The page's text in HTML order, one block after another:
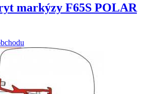
markýzy F65S POLAR